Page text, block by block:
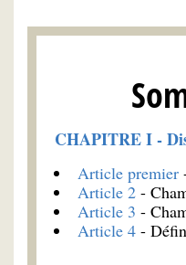
CHAPITRE I -
Article premier
Article 2 -
Article 3 -
Article 4 -